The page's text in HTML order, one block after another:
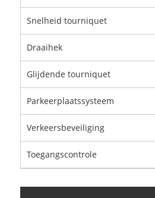
Snelheid tourniquet
Draaihek
Glijdende tourniquet
Parkeerplaatssysteem
Verkeersbeveiliging
Toegangscontrole